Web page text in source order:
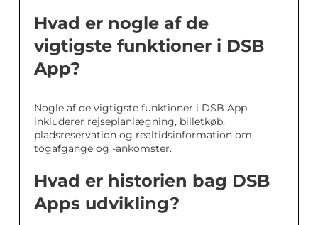
Hvad er nogle af de
vigtigste funktioner i DSB
App?
Nogle af de vigtigste funktioner i DSB App
inkluderer rejseplanlægning, billetkøb,
pladsreservation og realtidsinformation om
togafgange og -ankomster.
Hvad er historien bag DSB
Apps udvikling?